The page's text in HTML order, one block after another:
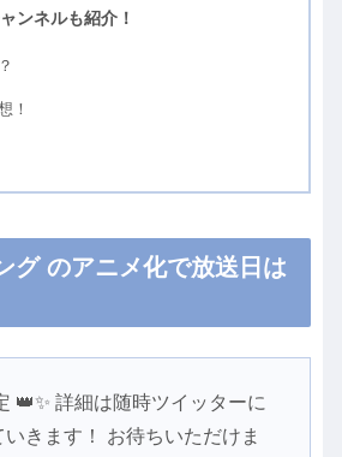
ンネルも紹介！
！
グ のアニメ化で放送日は
👑✨ 詳細は随時ツイッターに
きます！ お待ちいただけま